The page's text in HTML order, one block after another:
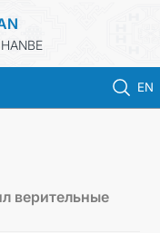
EN
верительные